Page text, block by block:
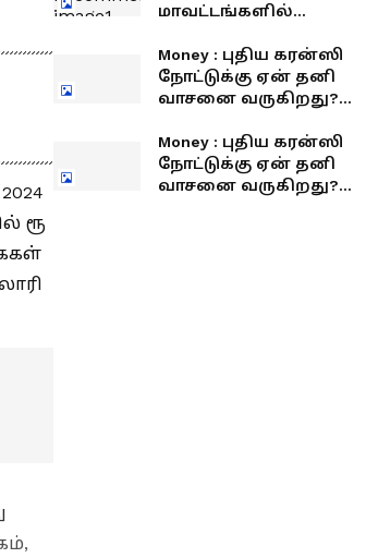
ரூ
மாவட்டங்களில்
விடுமுறை..
எங்கெல்லாம் தெரியுமா?
Money : புதிய கரன்ஸி
நோட்டுக்கு ஏன் தனி
வாசனை வருகிறது?
என்ன காரணம்?
Money : புதிய கரன்ஸி
நோட்டுக்கு ஏன் தனி
வாசனை வருகிறது?